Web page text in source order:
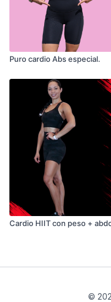
Puro cardio Abs especial.
Cardio HIIT con peso +
©